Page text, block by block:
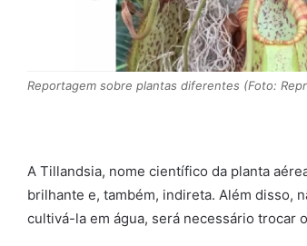
Reportagem sobre plantas diferentes (Foto:
A Tillandsia, nome científico da planta
brilhante e, também, indireta. Além disso,
cultivá-la em água, será necessário trocar